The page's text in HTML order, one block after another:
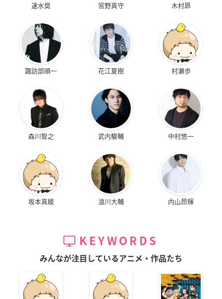
速水奨 宮野真守 木村昴
諏訪部順一 花江夏樹 村瀬歩
森川智之 武内駿輔 中村悠一
坂本真綾 浪川大輔 内山昂輝
KEYWORDS
みんなが注目しているアニメ・作品たち